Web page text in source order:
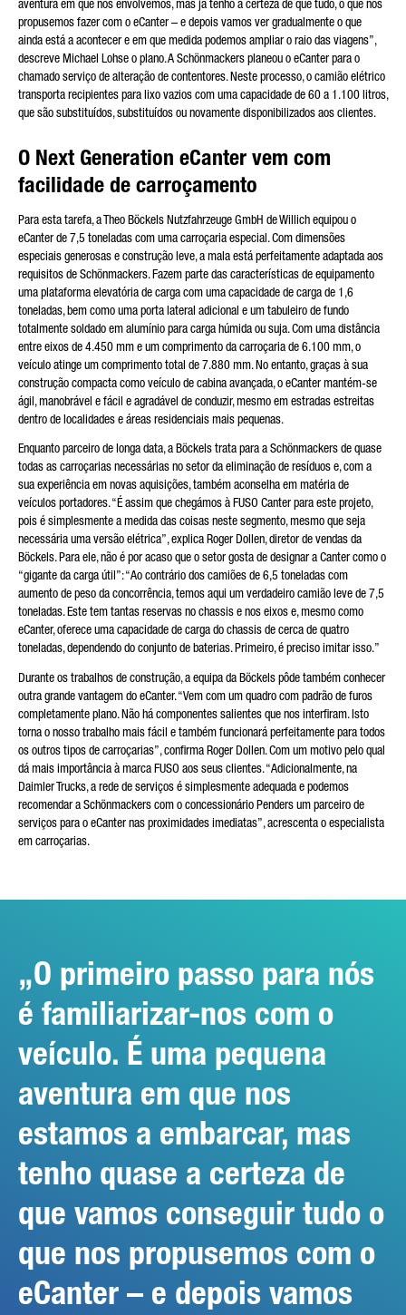
informações detalhadas sobre os seus direitos, podem ser
encontrados online nas informações sobre protecção de
dados.
Friendly Captcha
aventura em que nos envolvemos, mas já tenho a certeza de que tudo, o que nos
propusemos fazer com o eCanter – e depois vamos ver gradualmente o que
ainda está a acontecer e em que medida podemos ampliar o raio das viagens”,
descreve Michael Lohse o plano. A Schönmackers planeou o eCanter para o
chamado serviço de alteração de contentores. Neste processo, o camião elétrico
transporta recipientes para lixo vazios com uma capacidade de 60 a 1.100 litros,
que são substituídos, substituídos ou novamente disponibilizados aos clientes.
O Next Generation eCanter vem com
facilidade de carroçamento
Para esta tarefa, a Theo Böckels Nutzfahrzeuge GmbH de Willich equipou o
eCanter de 7,5 toneladas com uma carroçaria especial. Com dimensões
especiais generosas e construção leve, a mala está perfeitamente adaptada aos
requisitos de Schönmackers. Fazem parte das características de equipamento
uma plataforma elevatória de carga com uma capacidade de carga de 1,6
toneladas, bem como uma porta lateral adicional e um tabuleiro de fundo
totalmente soldado em alumínio para carga húmida ou suja. Com uma distância
entre eixos de 4.450 mm e um comprimento da carroçaria de 6.100 mm, o
veículo atinge um comprimento total de 7.880 mm. No entanto, graças à sua
construção compacta como veículo de cabina avançada, o eCanter mantém-se
ágil, manobrável e fácil e agradável de conduzir, mesmo em estradas estreitas
dentro de localidades e áreas residenciais mais pequenas.
Enquanto parceiro de longa data, a Böckels trata para a Schönmackers de quase
todas as carroçarias necessárias no setor da eliminação de resíduos e, com a
sua experiência em novas aquisições, também aconselha em matéria de
veículos portadores. “É assim que chegámos à FUSO Canter para este projeto,
pois é simplesmente a medida das coisas neste segmento, mesmo que seja
necessária uma versão elétrica”, explica Roger Dollen, diretor de vendas da
Böckels. Para ele, não é por acaso que o setor gosta de designar a Canter como o
“gigante da carga útil”: “Ao contrário dos camiões de 6,5 toneladas com
aumento de peso da concorrência, temos aqui um verdadeiro camião leve de 7,5
toneladas. Este tem tantas reservas no chassis e nos eixos e, mesmo como
eCanter, oferece uma capacidade de carga do chassis de cerca de quatro
toneladas, dependendo do conjunto de baterias. Primeiro, é preciso imitar isso.”
Durante os trabalhos de construção, a equipa da Böckels pôde também conhecer
outra grande vantagem do eCanter. “Vem com um quadro com padrão de furos
completamente plano. Não há componentes salientes que nos interfiram. Isto
torna o nosso trabalho mais fácil e também funcionará perfeitamente para todos
os outros tipos de carroçarias”, confirma Roger Dollen. Com um motivo pelo qual
dá mais importância à marca FUSO aos seus clientes. “Adicionalmente, na
Daimler Trucks, a rede de serviços é simplesmente adequada e podemos
recomendar a Schönmackers com o concessionário Penders um parceiro de
serviços para o eCanter nas proximidades imediatas”, acrescenta o especialista
em carroçarias.
O primeiro passo para nós
é familiarizar-nos com o
veículo. É uma pequena
aventura em que nos
estamos a embarcar, mas
tenho quase a certeza de
que vamos conseguir tudo o
que nos propusemos com o
eCanter – e depois vamos